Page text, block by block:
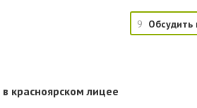
9
красноярском лицее